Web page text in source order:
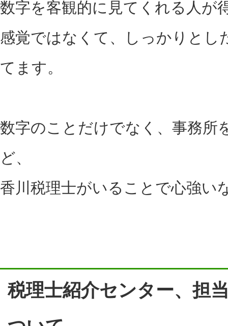
数字を客観的に見てくれる人が
感覚ではなくて、しっかりとし
てます。
数字のことだけでなく、事務所
ど、
香川税理士がいることで心強い
税理士紹介センター、担